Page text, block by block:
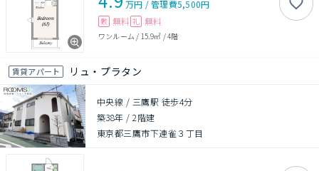
万円 /管理費5,500円
敷 無料 礼 無料
ワンルーム / 15.9㎡ /4階
賃貸アパート リュ・プラタン
中央線 / 三鷹駅 徒歩4分
築38年 /2階建
東京都三鷹市下連雀３丁目